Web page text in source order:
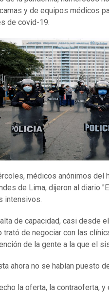
y de equipos médicos
de covid-19.
médicos anónimos del
de Lima, dijeron al diario
intensivos.
de capacidad, casi desde
trató de negociar con las
de la gente a la que el
ahora no se habían puesto
la oferta, la contraoferta,